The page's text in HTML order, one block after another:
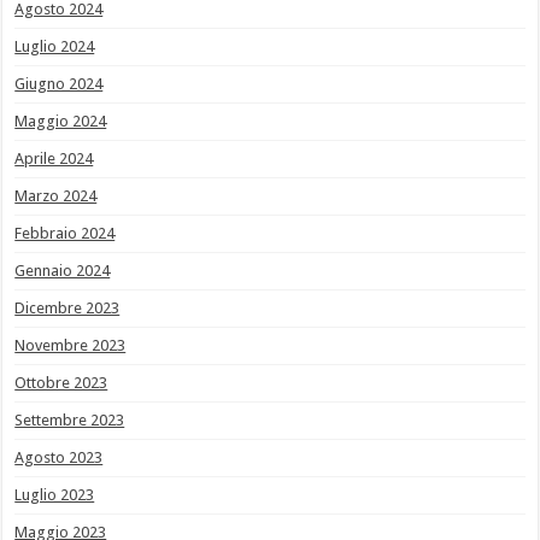
Agosto 2024
Luglio 2024
Giugno 2024
Maggio 2024
Aprile 2024
Marzo 2024
Febbraio 2024
Gennaio 2024
Dicembre 2023
Novembre 2023
Ottobre 2023
Settembre 2023
Agosto 2023
Luglio 2023
Maggio 2023